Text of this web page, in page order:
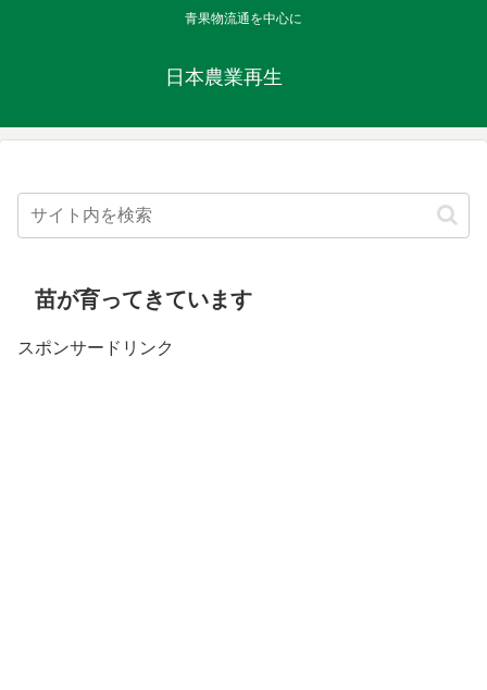
青果物流通を中心に
日本農業再生
苗が育ってきています
スポンサードリンク